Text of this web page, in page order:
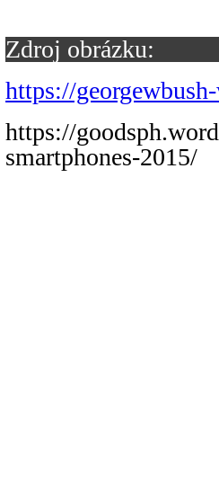
Zdroj obrázku:
https://
https://
smartphones-2015/